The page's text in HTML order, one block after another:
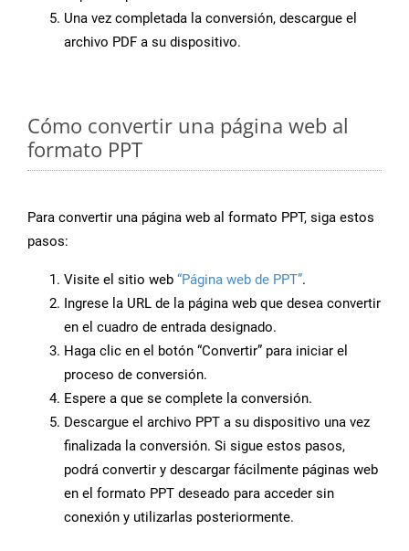
Una vez completada la conversión, descargue el
archivo PDF a su dispositivo.
Cómo convertir una página web al
formato PPT
Para convertir una página web al formato PPT, siga estos
pasos:
Visite el sitio web “Página web de PPT”.
Ingrese la URL de la página web que desea convertir
en el cuadro de entrada designado.
Haga clic en el botón “Convertir” para iniciar el
proceso de conversión.
Espere a que se complete la conversión.
Descargue el archivo PPT a su dispositivo una vez
finalizada la conversión. Si sigue estos pasos,
podrá convertir y descargar fácilmente páginas web
en el formato PPT deseado para acceder sin
conexión y utilizarlas posteriormente.